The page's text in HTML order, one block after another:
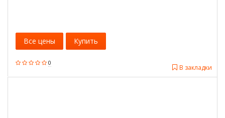
0
В закладки
Все цены Купить